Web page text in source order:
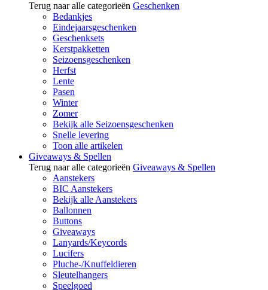
Terug naar alle categorieën Geschenken
Bedankjes
Eindejaarsgeschenken
Geschenksets
Kerstpakketten
Seizoensgeschenken
Herfst
Lente
Pasen
Winter
Zomer
Bekijk alle Seizoensgeschenken
Snelle levering
Toon alle artikelen
Giveaways & Spellen
Terug naar alle categorieën Giveaways & Spellen
Aanstekers
BIC Aanstekers
Bekijk alle Aanstekers
Ballonnen
Buttons
Giveaways
Lanyards/Keycords
Lucifers
Pluche-/Knuffeldieren
Sleutelhangers
Speelgoed